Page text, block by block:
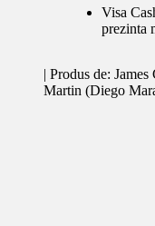
Visa
prezinta
| Produs de:
Martin (Diego